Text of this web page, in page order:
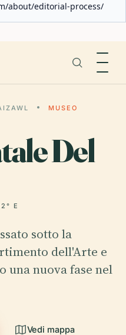
about/editorial-process/
MUSEO
Del
E
sotto la
dell'Arte e
una nuova fase nel
Vedi mappa